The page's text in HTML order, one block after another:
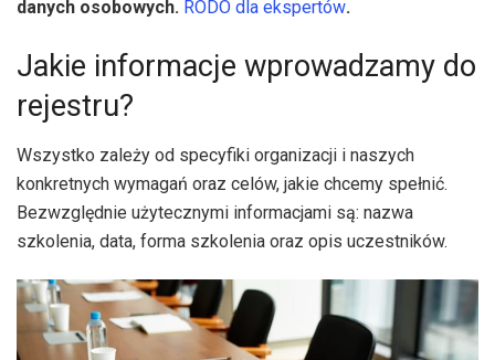
danych osobowych. RODO dla ekspertów.
Jakie informacje wprowadzamy do
rejestru?
Wszystko zależy od specyfiki organizacji i naszych
konkretnych wymagań oraz celów, jakie chcemy spełnić.
Bezwzględnie użytecznymi informacjami są: nazwa
szkolenia, data, forma szkolenia oraz opis uczestników.